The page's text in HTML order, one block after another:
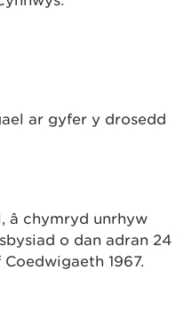
ar gyfer y drosedd
â chymryd unrhyw
o dan adran 24
1967.